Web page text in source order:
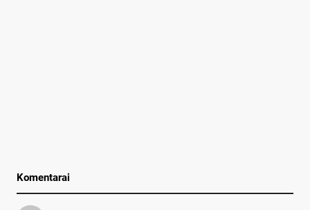
Komentarai